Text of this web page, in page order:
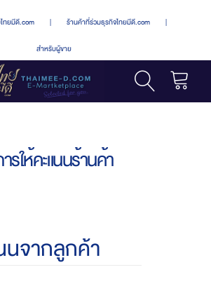
ทยมีดี.com | ร้านค้าที่ร่วมธุรกิจไทยมีดี.com |
สำหรับผู้ขาย
รให้คะแนนร้านค้า
นจากลูกค้า